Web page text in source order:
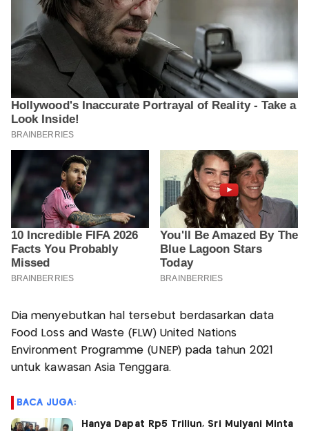
Dia menyebutkan hal tersebut berdasarkan data
Food Loss and Waste (FLW) United Nations
Environment Programme (UNEP) pada tahun 2021
untuk kawasan Asia Tenggara.
BACA JUGA:
Hanya Dapat Rp5 Triliun, Sri Mulyani Minta